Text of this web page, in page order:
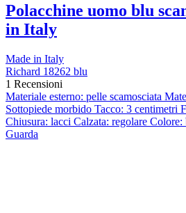
Polacchine uomo blu
in Italy
Made in Italy
Richard 18262 blu
1 Recensioni
Materiale esterno: pelle scamosciata
Sottopiede morbido Tacco: 3 centimetri
Chiusura: lacci Calzata: regolare
Guarda